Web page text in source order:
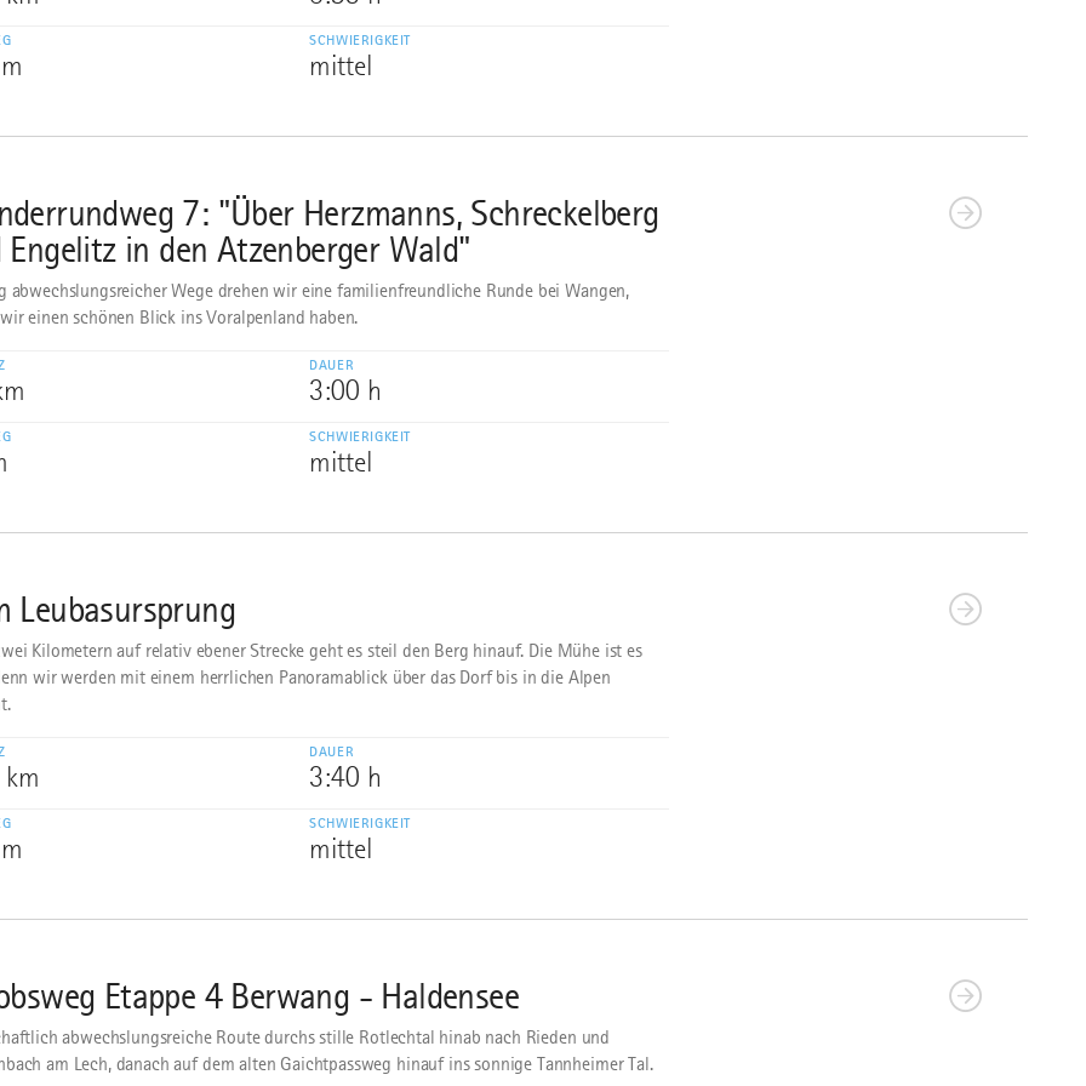
SCHWIERIGKEIT
mittel
7: "Über Herzmanns, Schreckelberg
Engelitz in den Atzenberger Wald"
abwechslungsreicher Wege drehen wir eine familienfreundliche Runde bei Wangen,
einen schönen Blick ins Voralpenland haben.
DAUER
3:00 h
SCHWIERIGKEIT
mittel
Leubasursprung
Kilometern auf relativ ebener Strecke geht es steil den Berg hinauf. Die Mühe ist es
wir werden mit einem herrlichen Panoramablick über das Dorf bis in die Alpen
km
DAUER
3:40 h
SCHWIERIGKEIT
mittel
Etappe 4 Berwang - Haldensee
abwechslungsreiche Route durchs stille Rotlechtal hinab nach Rieden und
am Lech, danach auf dem alten Gaichtpassweg hinauf ins sonnige Tannheimer Tal.